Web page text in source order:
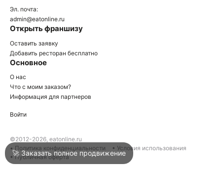
Войти
Написать в техподдержку
Эл. почта:
admin@eatonline.ru
Открыть франшизу
Оставить заявку
Добавить ресторан бесплатно
Основное
О нас
Что с моим заказом?
Информация для партнеров
Войти
©2012-2026, eatonline.ru
• Политика конфиденциальности
• Условия использования
• Публичная оферта
🚀 Заказать полное продвижение